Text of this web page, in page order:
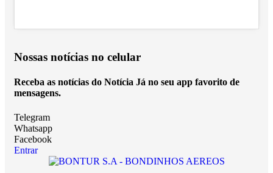
Nossas notícias no celular
Receba as notícias do Notícia Já no seu app favorito de
mensagens.
Telegram
Whatsapp
Facebook
Entrar